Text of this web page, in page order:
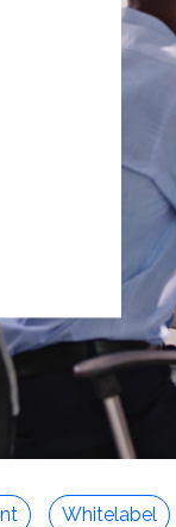
Whitelabel